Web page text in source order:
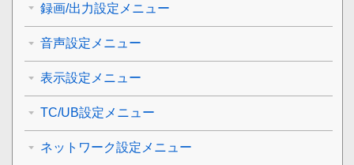
録画/出力設定メニュー
音声設定メニュー
表示設定メニュー
TC/UB設定メニュー
ネットワーク設定メニュー